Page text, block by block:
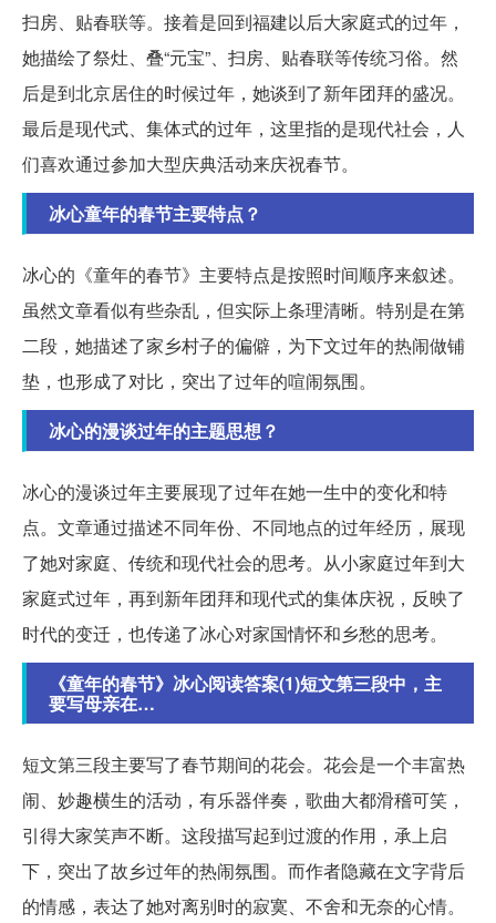
扫房、贴春联等。接着是回到福建以后大家庭式的过年，
她描绘了祭灶、叠“元宝”、扫房、贴春联等传统习俗。然
后是到北京居住的时候过年，她谈到了新年团拜的盛况。
最后是现代式、集体式的过年，这里指的是现代社会，人
们喜欢通过参加大型庆典活动来庆祝春节。
冰心童年的春节主要特点？
冰心的《童年的春节》主要特点是按照时间顺序来叙述。
虽然文章看似有些杂乱，但实际上条理清晰。特别是在第
二段，她描述了家乡村子的偏僻，为下文过年的热闹做铺
垫，也形成了对比，突出了过年的喧闹氛围。
冰心的漫谈过年的主题思想？
冰心的漫谈过年主要展现了过年在她一生中的变化和特
点。文章通过描述不同年份、不同地点的过年经历，展现
了她对家庭、传统和现代社会的思考。从小家庭过年到大
家庭式过年，再到新年团拜和现代式的集体庆祝，反映了
时代的变迁，也传递了冰心对家国情怀和乡愁的思考。
《童年的春节》冰心阅读答案(1)短文第三段中，主
要写母亲在…
短文第三段主要写了春节期间的花会。花会是一个丰富热
闹、妙趣横生的活动，有乐器伴奏，歌曲大都滑稽可笑，
引得大家笑声不断。这段描写起到过渡的作用，承上启
下，突出了故乡过年的热闹氛围。而作者隐藏在文字背后
的情感，表达了她对离别时的寂寞、不舍和无奈的心情。